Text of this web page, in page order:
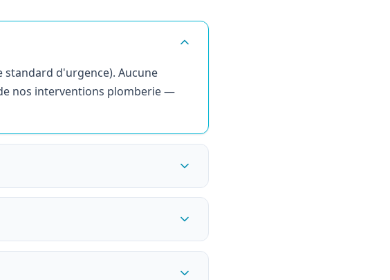
standard d'urgence). Aucune
nos interventions plomberie —